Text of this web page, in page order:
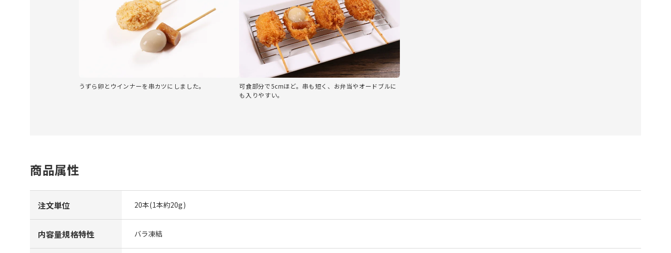
うずら卵とウインナーを串カツにしました。
可食部分で5cmほど。串も短く、お弁当やオードブルに
も入りやすい。
商品属性
注文単位 20本(1本約20g)
内容量規格特性 バラ凍結